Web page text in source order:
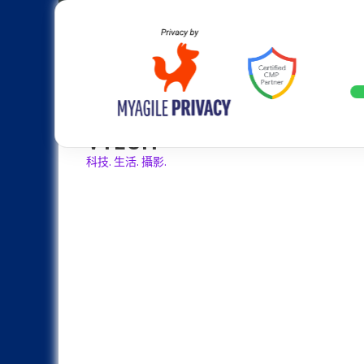
Skip
20週年大革新：蘋果 iPhone 20
VTECH
科技. 生活. 攝影.